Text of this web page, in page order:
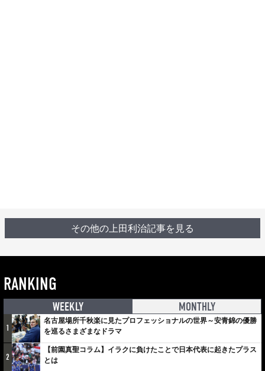
その他の上田利治記事を見る
RANKING
WEEKLY MONTHLY
1
名古屋場所千秋楽に見たプロフェッショナルの世界～安青錦の優勝
を巡るさまざまなドラマ
2
【前園真聖コラム】イラクに負けたことで日本代表に起きたプラス
とは